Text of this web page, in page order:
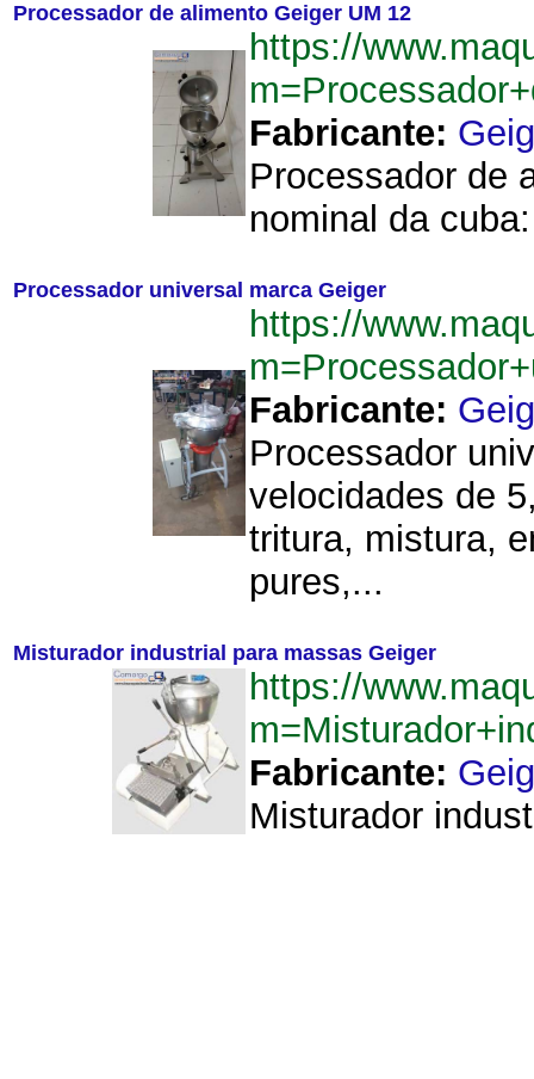
Processador de alimento Geiger UM 12
https://
Fabricante:
Processador de
nominal da
Processador universal marca Geiger
https://
Fabricante:
Processador
velocidades de
tritura, mistura,
pures,...
Misturador industrial para massas Geiger
https://
Fabricante:
Misturador